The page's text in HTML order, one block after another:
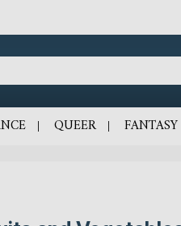
QUEER FANTASY